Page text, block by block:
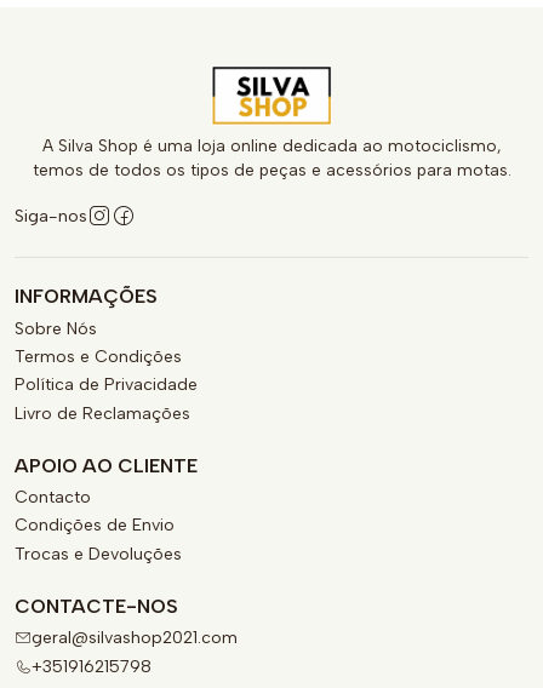
A Silva Shop é uma loja online dedicada ao motociclismo,
temos de todos os tipos de peças e acessórios para motas.
Siga-nos
INFORMAÇÕES
Sobre Nós
Termos e Condições
Política de Privacidade
Livro de Reclamações
APOIO AO CLIENTE
Contacto
Condições de Envio
Trocas e Devoluções
CONTACTE-NOS
geral@silvashop2021.com
+351916215798